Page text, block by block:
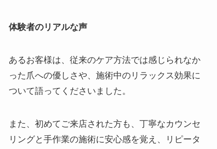
体験者のリアルな声
あるお客様は、従来のケア方法では感じられなか
った爪への優しさや、施術中のリラックス効果に
ついて語ってくださいました。
また、初めてご来店された方も、丁寧なカウンセ
リングと手作業の施術に安心感を覚え、リピータ